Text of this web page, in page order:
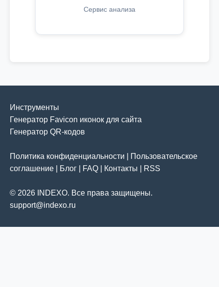
Сервис анализа
Инструменты
Генератор Favicon иконок для сайта
Генератор QR-кодов
Политика конфиденциальности
Пользовательское
соглашение
Блог FAQ Контакты RSS
© 2026 INDEXO. Все права защищены.
support@indexo.ru